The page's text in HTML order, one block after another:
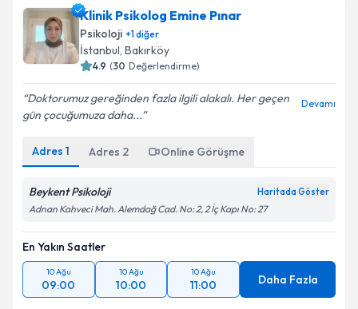
Klinik Psikolog Emine Pınar
Psikoloji +1diğer
İstanbul, Bakırköy
4.9 (30 Değerlendirme)
Doktorumuz gereğinden fazla ilgili alakalı. Her geçen
gün çocuğumuza daha...
Devamı
Adres 1 Adres 2 Online Görüşme
Beykent Psikoloji Haritada Göster
Adnan Kahveci Mah. Alemdağ Cad. No: 2, 2 İç Kapı No: 27
En Yakın Saatler
10 Ağu
09:00
10 Ağu
10:00
10 Ağu
11:00 Daha Fazla